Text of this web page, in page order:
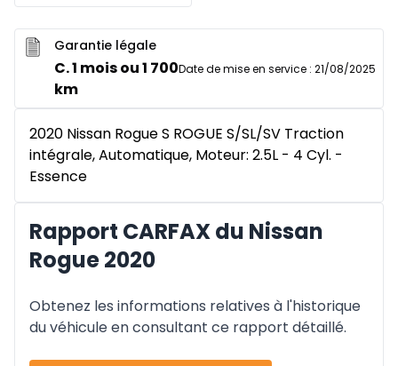
Garantie légale
C. 1 mois ou 1 700
km
Date de mise en service : 21/08/2025
2020 Nissan Rogue S ROGUE S/SL/SV Traction
intégrale, Automatique, Moteur: 2.5L - 4 Cyl. -
Essence
Rapport CARFAX du Nissan
Rogue 2020
Obtenez les informations relatives à l'historique
du véhicule en consultant ce rapport détaillé.